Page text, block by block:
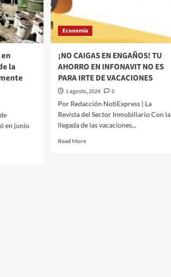
peso
cotiza
unidades
por
dólar
la
en junio
Economía
¡NO CAIGAS EN ENGAÑOS! TU
AHORRO EN INFONAVIT NO ES
PARA IRTE DE VACACIONES
1 agosto, 2024
0
Por Redacción NotiExpress | La
Revista del Sector Inmobiliario Con la
llegada de las vacaciones...
Read MoreRead